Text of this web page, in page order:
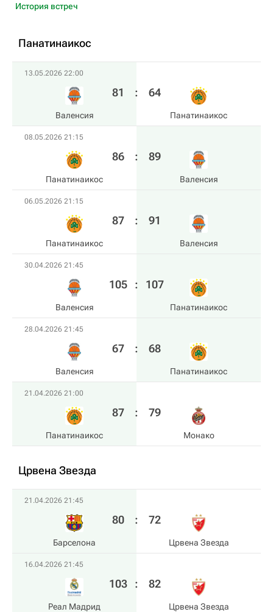
История встреч
Панатинаикос
13.05.2026 22:00
Валенсия
81 : 64
Панатинаикос
08.05.2026 21:15
Панатинаикос
86 : 89
Валенсия
06.05.2026 21:15
Панатинаикос
87 : 91
Валенсия
30.04.2026 21:45
Валенсия
105 : 107
Панатинаикос
28.04.2026 21:45
Валенсия
67 : 68
Панатинаикос
21.04.2026 21:00
Панатинаикос
87 : 79
Монако
Црвена Звезда
21.04.2026 21:45
Барселона
80 : 72
Црвена Звезда
16.04.2026 21:45
Реал Мадрид
103 : 82
Црвена Звезда